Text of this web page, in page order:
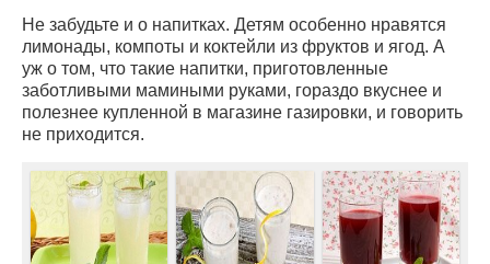
Не забудьте и о напитках. Детям особенно нравятся
лимонады, компоты и коктейли из фруктов и ягод. А
уж о том, что такие напитки, приготовленные
заботливыми мамиными руками, гораздо вкуснее и
полезнее купленной в магазине газировки, и говорить
не приходится.